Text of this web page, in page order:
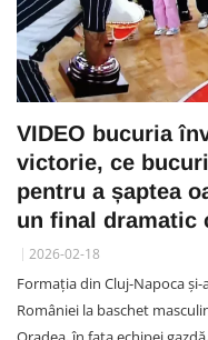
VIDEO bucuria
victorie, ce
pentru a șaptea
un final dramatic
2026-02-18
Formația din Cluj-Napoca
României la baschet